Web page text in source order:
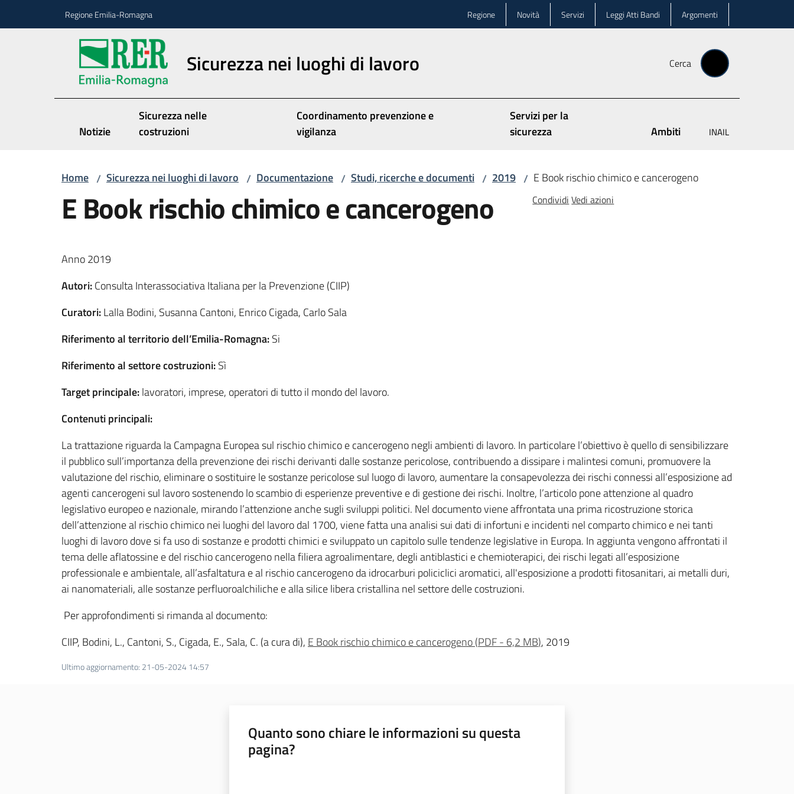
Regione Emilia-Romagna Regione Novità Servizi Leggi Atti Bandi Argomenti
Sicurezza nei luoghi di lavoro Cerca
Notizie
Sicurezza nelle
costruzioni
Coordinamento prevenzione e
vigilanza
Servizi per la
sicurezza
Ambiti INAIL
Home / Sicurezza nei luoghi di lavoro / Documentazione / Studi, ricerche e documenti / 2019 / E Book rischio chimico e cancerogeno
E Book rischio chimico e cancerogeno Condividi Vedi azioni
Anno 2019
Autori:Consulta Interassociativa Italiana per la Prevenzione (CIIP)
Curatori:Lalla Bodini, Susanna Cantoni, Enrico Cigada, Carlo Sala
Riferimento al territorio dell’Emilia-Romagna:Si
Riferimento al settore costruzioni:Sì
Target principale:lavoratori, imprese, operatori di tutto il mondo del lavoro.
Contenuti principali:
La trattazione riguarda la Campagna Europea sul rischio chimico e cancerogeno negli ambienti di lavoro. In particolare l’obiettivo è quello di sensibilizzare
il pubblico sull’importanza della prevenzione dei rischi derivanti dalle sostanze pericolose, contribuendo a dissipare i malintesi comuni, promuovere la
valutazione del rischio, eliminare o sostituire le sostanze pericolose sul luogo di lavoro, aumentare la consapevolezza dei rischi connessi all’esposizione ad
agenti cancerogeni sul lavoro sostenendo lo scambio di esperienze preventive e di gestione dei rischi. Inoltre, l’articolo pone attenzione al quadro
legislativo europeo e nazionale, mirando l’attenzione anche sugli sviluppi politici. Nel documento viene affrontata una prima ricostruzione storica
dell’attenzione al rischio chimico nei luoghi del lavoro dal 1700, viene fatta una analisi sui dati di infortuni e incidenti nel comparto chimico e nei tanti
luoghi di lavoro dove si fa uso di sostanze e prodotti chimici e sviluppato un capitolo sulle tendenze legislative in Europa. In aggiunta vengono affrontati il
tema delle aflatossine e del rischio cancerogeno nella filiera agroalimentare, degli antiblastici e chemioterapici, dei rischi legati all’esposizione
professionale e ambientale, all’asfaltatura e al rischio cancerogeno da idrocarburi policiclici aromatici, all'esposizione a prodotti fitosanitari, ai metalli duri,
ai nanomateriali, alle sostanze perfluoroalchiliche e alla silice libera cristallina nel settore delle costruzioni.
Per approfondimenti si rimanda al documento:
CIIP, Bodini, L., Cantoni, S., Cigada, E., Sala, C. (a cura di), E Book rischio chimico e cancerogeno(PDF- 6,2 MB), 2019
Ultimo aggiornamento: 21-05-2024 14:57
Quanto sono chiare le informazioni su questa
pagina?